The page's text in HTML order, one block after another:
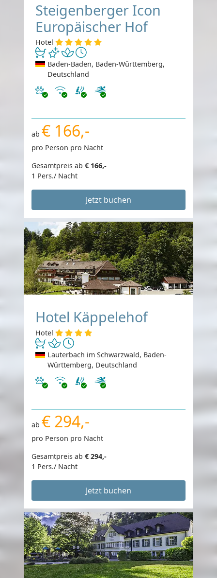
Steigenberger Icon
Europäischer Hof
Hotel
Baden-Baden, Baden-Württemberg,
Deutschland
Haustiere erlaubt
Internet
ab € 166,-
pro Person pro Nacht
Gesamtpreis ab € 166,-
1 Pers./ Nacht
Jetzt buchen
Hotel Käppelehof
Hotel
Lauterbach im Schwarzwald, Baden-
Württemberg, Deutschland
Haustiere erlaubt
Internet
ab € 294,-
pro Person pro Nacht
Gesamtpreis ab € 294,-
1 Pers./ Nacht
Jetzt buchen